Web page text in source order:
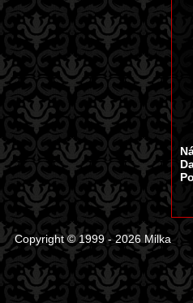
Copyright © 1999 - 2026 Milka